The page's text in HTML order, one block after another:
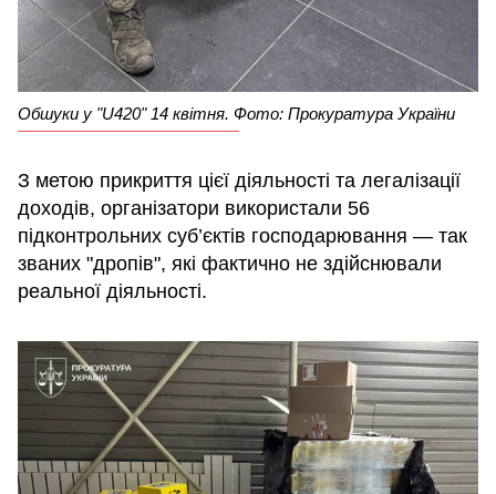
Обшуки у "U420" 14 квітня. Фото: Прокуратура України
З метою прикриття цієї діяльності та легалізації
доходів, організатори використали 56
підконтрольних суб’єктів господарювання — так
званих "дропів", які фактично не здійснювали
реальної діяльності.